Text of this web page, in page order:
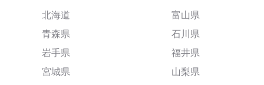
北海道
青森県
岩手県
宮城県
富山県
石川県
福井県
山梨県